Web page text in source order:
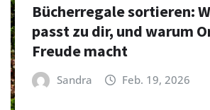
Bücherregale sortieren:
passt zu dir, und warum
Freude macht
Sandra Feb. 19, 2026